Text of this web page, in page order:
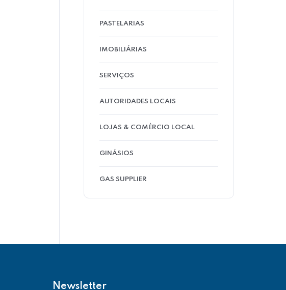
PASTELARIAS
IMOBILIÁRIAS
SERVIÇOS
AUTORIDADES LOCAIS
LOJAS & COMÉRCIO LOCAL
GINÁSIOS
GAS SUPPLIER
Newsletter